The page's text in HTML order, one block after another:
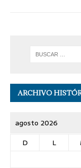
ARCHIVO
agosto 2026
D
L